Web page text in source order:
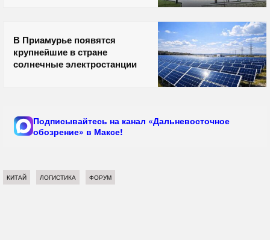
В Приамурье появятся
крупнейшие в стране
солнечные электростанции
Подписывайтесь на канал «Дальневосточное
обозрение» в Максе!
КИТАЙ ЛОГИСТИКА ФОРУМ